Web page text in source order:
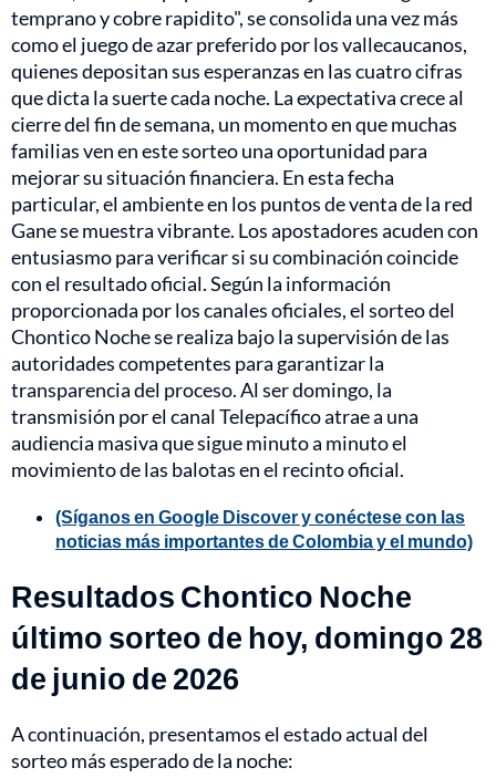
temprano y cobre rapidito", se consolida una vez más
como el juego de azar preferido por los vallecaucanos,
quienes depositan sus esperanzas en las cuatro cifras
que dicta la suerte cada noche. La expectativa crece al
cierre del fin de semana, un momento en que muchas
familias ven en este sorteo una oportunidad para
mejorar su situación financiera. En esta fecha
particular, el ambiente en los puntos de venta de la red
Gane se muestra vibrante. Los apostadores acuden con
entusiasmo para verificar si su combinación coincide
con el resultado oficial. Según la información
proporcionada por los canales oficiales, el sorteo del
Chontico Noche se realiza bajo la supervisión de las
autoridades competentes para garantizar la
transparencia del proceso. Al ser domingo, la
transmisión por el canal Telepacífico atrae a una
audiencia masiva que sigue minuto a minuto el
movimiento de las balotas en el recinto oficial.
(Síganos en Google Discover y conéctese con las
noticias más importantes de Colombia y el mundo)
Resultados Chontico Noche
último sorteo de hoy, domingo 28
de junio de 2026
A continuación, presentamos el estado actual del
sorteo más esperado de la noche: